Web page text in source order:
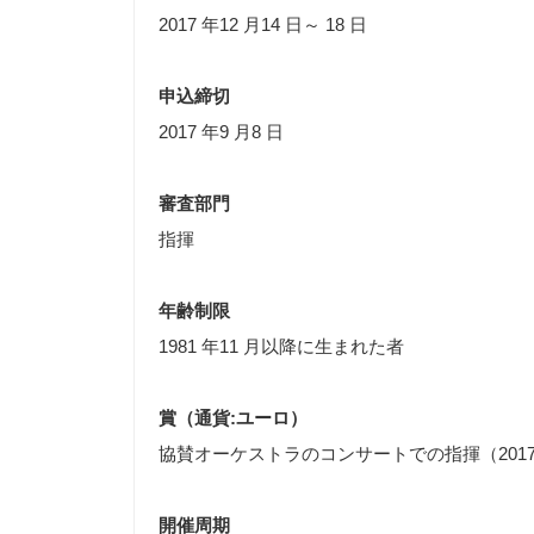
2017 年12 月14 日～ 18 日
申込締切
2017 年9 月8 日
審査部門
指揮
年齢制限
1981 年11 月以降に生まれた者
賞（通貨:ユーロ ）
協賛オーケストラのコンサートでの指揮（
開催周期